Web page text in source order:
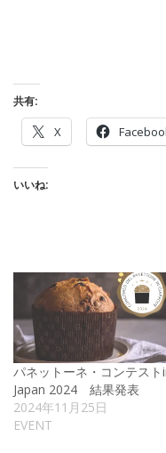
共有:
X
いいね:
パネットーネ・コンテスト
Japan 2024 結果発表
2024年11月25日
EVENT